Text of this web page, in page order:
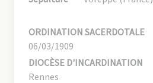
ORDINATION SACERDOTALE
06/03/1909
DIOCÈSE D'INCARDINATION
Rennes